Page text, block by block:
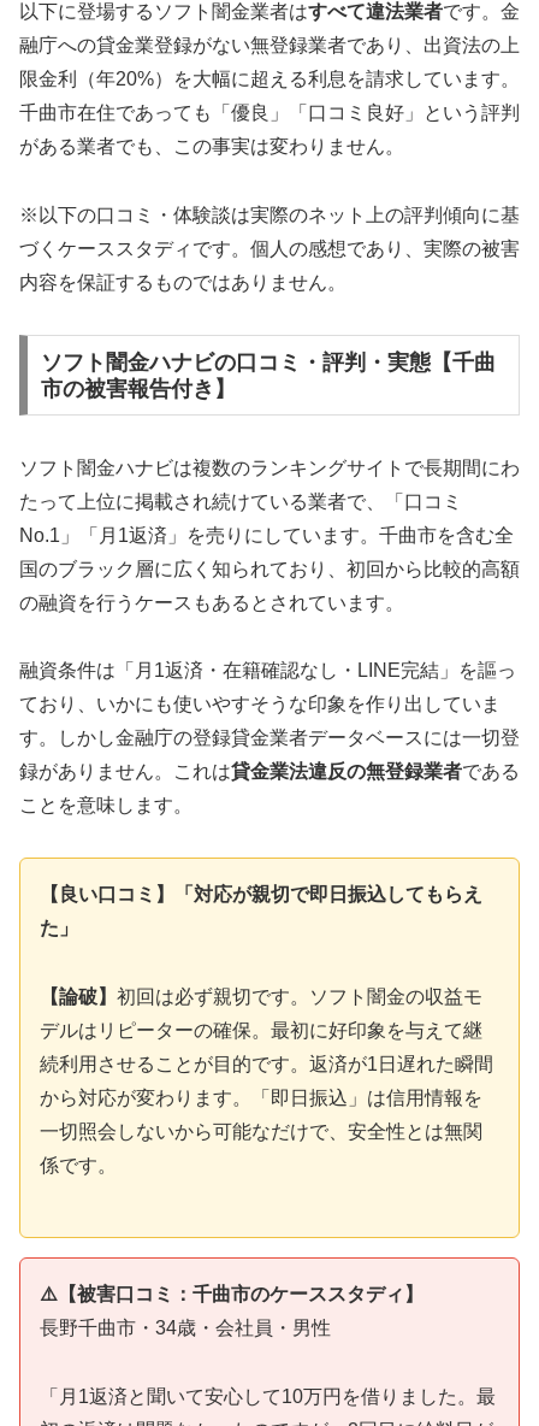
以下に登場するソフト闇金業者はすべて違法業者です。金
融庁への貸金業登録がない無登録業者であり、出資法の上
限金利（年20%）を大幅に超える利息を請求しています。
千曲市在住であっても「優良」「口コミ良好」という評判
がある業者でも、この事実は変わりません。
※以下の口コミ・体験談は実際のネット上の評判傾向に基
づくケーススタディです。個人の感想であり、実際の被害
内容を保証するものではありません。
ソフト闇金ハナビの口コミ・評判・実態【千曲
市の被害報告付き】
ソフト闇金ハナビは複数のランキングサイトで長期間にわ
たって上位に掲載され続けている業者で、「口コミ
No.1」「月1返済」を売りにしています。千曲市を含む全
国のブラック層に広く知られており、初回から比較的高額
の融資を行うケースもあるとされています。
融資条件は「月1返済・在籍確認なし・LINE完結」を謳っ
ており、いかにも使いやすそうな印象を作り出していま
す。しかし金融庁の登録貸金業者データベースには一切登
録がありません。これは貸金業法違反の無登録業者である
ことを意味します。
【良い口コミ】「対応が親切で即日振込してもらえ
た」
【論破】 初回は必ず親切です。ソフト闇金の収益モ
デルはリピーターの確保。最初に好印象を与えて継
続利用させることが目的です。返済が1日遅れた瞬間
から対応が変わります。「即日振込」は信用情報を
一切照会しないから可能なだけで、安全性とは無関
係です。
⚠️【被害口コミ：千曲市のケーススタディ】
長野千曲市・34歳・会社員・男性
「月1返済と聞いて安心して10万円を借りました。最